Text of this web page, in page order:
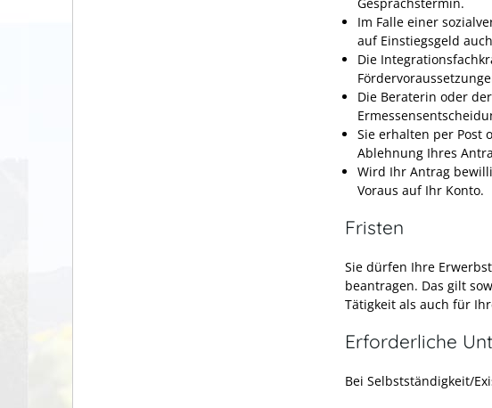
Im Falle einer
auf Einstiegsgeld
Die
Die Beraterin oder
Sie erhalten per Post
Ablehnung Ihres
Wird Ihr Antrag
Voraus auf Ihr Konto.
Fristen
Sie dürfen Ihre
beantragen. Das gilt
Tätigkeit als auch für
Erforderliche
Bei Selbstständigkeit/